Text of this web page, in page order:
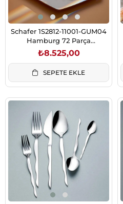
Schafer 1S2812-11001-GUM04
Hamburg 72 Parça
Ç.K.B.Takımı-Gümüş04
₺8.525,00
SEPETE EKLE